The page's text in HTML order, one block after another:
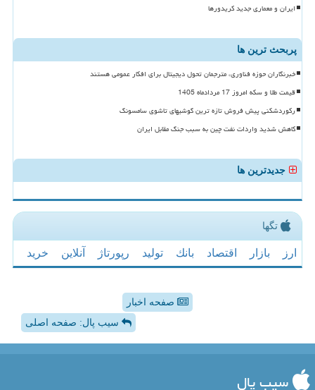
ایران و معماری جدید کریدورها
پربحث ترین ها
خبرنگاران حوزه فناوری، مترجمان تحول دیجیتال برای افکار عمومی هستند
قیمت طلا و سکه امروز 17 مردادماه 1405
رکوردشکنی پیش فروش تازه ترین گوشیهای تاشوی سامسونگ
کاهش شدید واردات نفت چین به سبب جنگ مقابل ایران
جدیدترین ها
تگها
ارز بازار اقتصاد بانك تولید رپورتاژ آنلاین خرید
صفحه اخبار
سیب پال: صفحه اصلی
سیب پال